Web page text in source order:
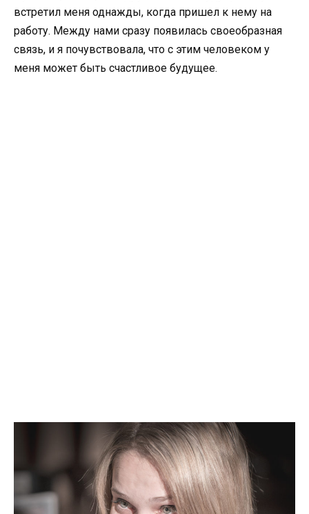
встретил меня однажды, когда пришел к нему на
работу. Между нами сразу появилась своеобразная
связь, и я почувствовала, что с этим человеком у
меня может быть счастливое будущее.